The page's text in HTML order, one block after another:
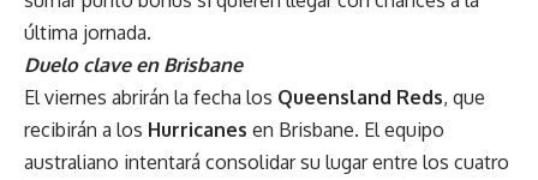
última jornada.
Duelo clave en Brisbane
El viernes abrirán la fecha los Queensland Reds, que
recibirán a los Hurricanes en Brisbane. El equipo
australiano intentará consolidar su lugar entre los cuatro